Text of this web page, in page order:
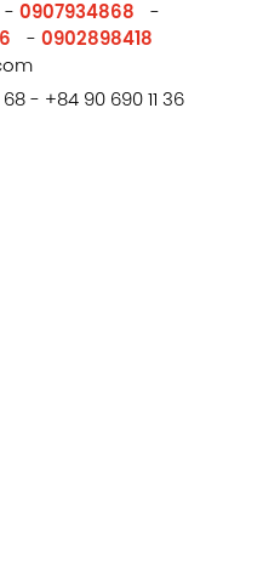
- 0907934868
-
- 0902898418
- +84 90 690 11 36